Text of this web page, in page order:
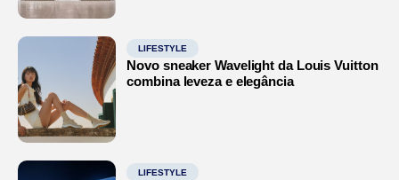
LIFESTYLE
Novo sneaker Wavelight da Louis Vuitton
combina leveza e elegância
LIFESTYLE